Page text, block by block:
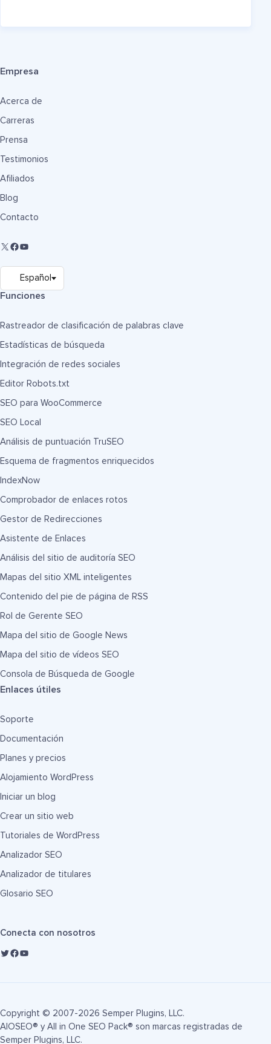
Empresa
Acerca de
Carreras
Prensa
Testimonios
Afiliados
Blog
Contacto
Funciones
Rastreador de clasificación de palabras clave
Estadísticas de búsqueda
Integración de redes sociales
Editor Robots.txt
SEO para WooCommerce
SEO Local
Análisis de puntuación TruSEO
Esquema de fragmentos enriquecidos
IndexNow
Comprobador de enlaces rotos
Gestor de Redirecciones
Asistente de Enlaces
Análisis del sitio de auditoría SEO
Mapas del sitio XML inteligentes
Contenido del pie de página de RSS
Rol de Gerente SEO
Mapa del sitio de Google News
Mapa del sitio de vídeos SEO
Consola de Búsqueda de Google
Enlaces útiles
Soporte
Documentación
Planes y precios
Alojamiento WordPress
Iniciar un blog
Crear un sitio web
Tutoriales de WordPress
Analizador SEO
Analizador de titulares
Glosario SEO
Conecta con nosotros
Copyright © 2007-2026 Semper Plugins, LLC.
AIOSEO® y All in One SEO Pack® son marcas registradas de
Semper Plugins, LLC.